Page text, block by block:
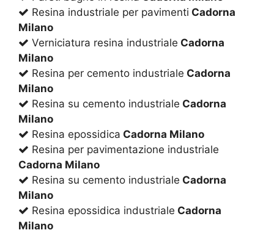
Resina industriale per pavimenti Cadorna
Milano
Verniciatura resina industriale Cadorna
Milano
Resina per cemento industriale Cadorna
Milano
Resina su cemento industriale Cadorna
Milano
Resina epossidica Cadorna Milano
Resina per pavimentazione industriale
Cadorna Milano
Resina su cemento industriale Cadorna
Milano
Resina epossidica industriale Cadorna
Milano